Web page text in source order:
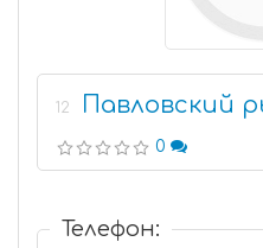
12 Павловский
0
Телефон: